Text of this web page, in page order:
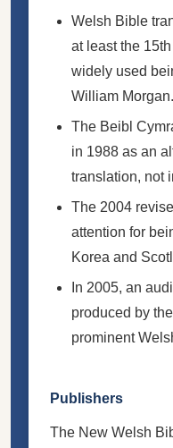
Welsh Bible
at least the
widely used
William Morgan.
The Beibl
in 1988 as an
translation, not
The 2004
attention for
Korea and
In 2005, an
produced by
prominent
Publishers
The New Welsh